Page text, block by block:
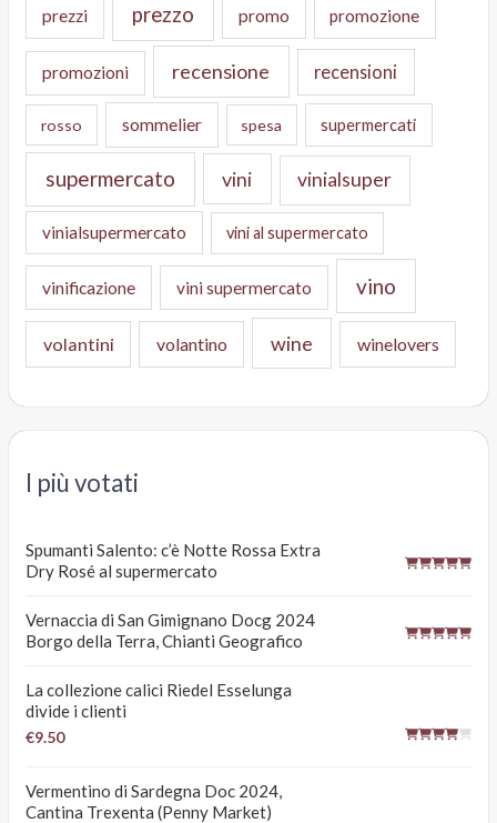
prezzi prezzo promo promozione
promozioni recensione recensioni
rosso sommelier spesa supermercati
supermercato vini vinialsuper
vinialsupermercato vini al supermercato
vinificazione vini supermercato vino
volantini volantino wine winelovers
I più votati
Spumanti Salento: c’è Notte Rossa Extra
Dry Rosé al supermercato
Vernaccia di San Gimignano Docg 2024
Borgo della Terra, Chianti Geografico
La collezione calici Riedel Esselunga
divide i clienti
€9.50
Vermentino di Sardegna Doc 2024,
Cantina Trexenta (Penny Market)